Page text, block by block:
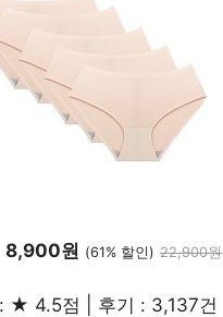
8,900원 (61% 할인) 22,900원
★ 4.5점 | 후기 : 3,137건